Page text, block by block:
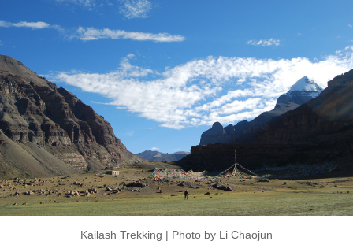
Kailash Trekking | Photo by Li Chaojun